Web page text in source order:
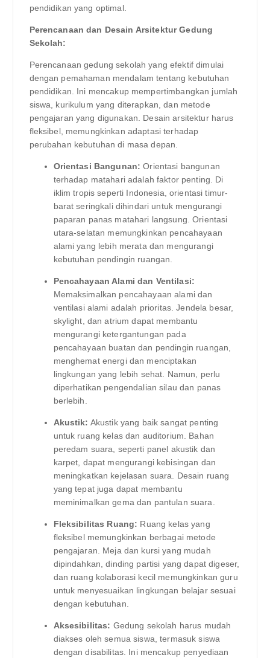
pendidikan yang optimal.
Perencanaan dan Desain Arsitektur Gedung
Sekolah:
Perencanaan gedung sekolah yang efektif dimulai
dengan pemahaman mendalam tentang kebutuhan
pendidikan. Ini mencakup mempertimbangkan jumlah
siswa, kurikulum yang diterapkan, dan metode
pengajaran yang digunakan. Desain arsitektur harus
fleksibel, memungkinkan adaptasi terhadap
perubahan kebutuhan di masa depan.
Orientasi Bangunan: Orientasi bangunan
terhadap matahari adalah faktor penting. Di
iklim tropis seperti Indonesia, orientasi timur-
barat seringkali dihindari untuk mengurangi
paparan panas matahari langsung. Orientasi
utara-selatan memungkinkan pencahayaan
alami yang lebih merata dan mengurangi
kebutuhan pendingin ruangan.
Pencahayaan Alami dan Ventilasi:
Memaksimalkan pencahayaan alami dan
ventilasi alami adalah prioritas. Jendela besar,
skylight, dan atrium dapat membantu
mengurangi ketergantungan pada
pencahayaan buatan dan pendingin ruangan,
menghemat energi dan menciptakan
lingkungan yang lebih sehat. Namun, perlu
diperhatikan pengendalian silau dan panas
berlebih.
Akustik: Akustik yang baik sangat penting
untuk ruang kelas dan auditorium. Bahan
peredam suara, seperti panel akustik dan
karpet, dapat mengurangi kebisingan dan
meningkatkan kejelasan suara. Desain ruang
yang tepat juga dapat membantu
meminimalkan gema dan pantulan suara.
Fleksibilitas Ruang: Ruang kelas yang
fleksibel memungkinkan berbagai metode
pengajaran. Meja dan kursi yang mudah
dipindahkan, dinding partisi yang dapat digeser,
dan ruang kolaborasi kecil memungkinkan guru
untuk menyesuaikan lingkungan belajar sesuai
dengan kebutuhan.
Aksesibilitas: Gedung sekolah harus mudah
diakses oleh semua siswa, termasuk siswa
dengan disabilitas. Ini mencakup penyediaan